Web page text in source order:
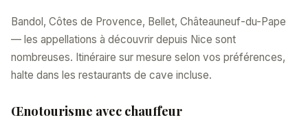
Bandol, Côtes de Provence, Bellet, Châteauneuf-du-Pape
— les appellations à découvrir depuis Nice sont
nombreuses. Itinéraire sur mesure selon vos préférences,
halte dans les restaurants de cave incluse.
Œnotourisme avec chauffeur